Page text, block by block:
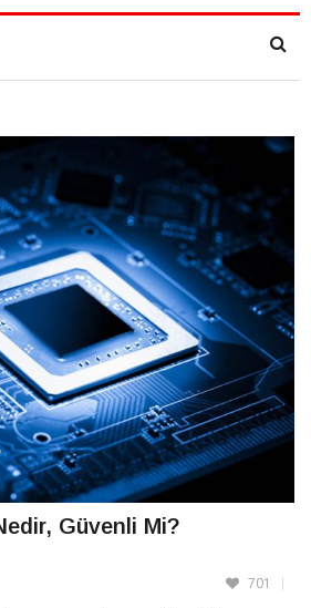
Güvenli Mi?
701